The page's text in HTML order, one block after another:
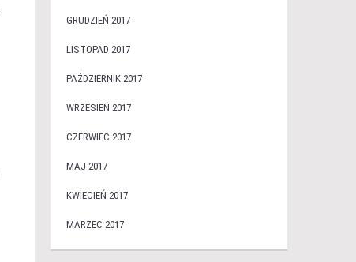
GRUDZIEŃ 2017
LISTOPAD 2017
PAŹDZIERNIK 2017
WRZESIEŃ 2017
CZERWIEC 2017
MAJ 2017
KWIECIEŃ 2017
MARZEC 2017